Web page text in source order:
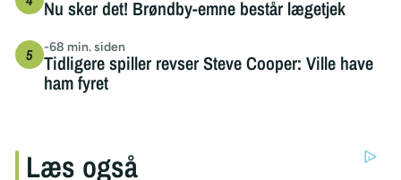
Nu sker det! Brøndby-emne består lægetjek
-68 min. siden
Tidligere spiller revser Steve Cooper: Ville have
ham fyret